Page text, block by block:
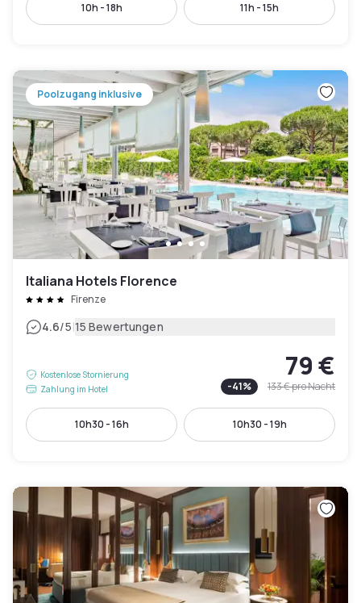
10h - 18h 11h - 15h
Poolzugang inklusive
Italiana Hotels Florence
Firenze
4.6/5|15 Bewertungen
Kostenlose Stornierung
Zahlung im Hotel
79 €
-41% 133 €pro Nacht
10h30 - 16h 10h30 - 19h